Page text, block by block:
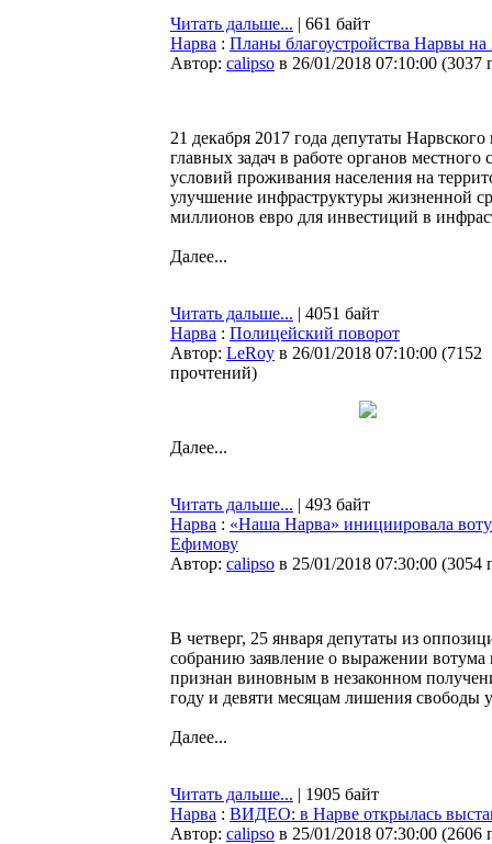
Читать дальше... | 661 байт
Нарва : Планы благоустройства Нарвы на
Автор: calipso в 26/01/2018 07:10:00 (3037
21 декабря 2017 года депутаты
главных задач в работе органов
условий проживания населения на
улучшение инфраструктуры жизненной
миллионов евро для инвестиций в
Далее...
Читать дальше... | 4051 байт
Нарва : Полицейский поворот
Автор: LeRoy в 26/01/2018 07:10:00 (7152
прочтений)
Далее...
Читать дальше... | 493 байт
Нарва : «Наша Нарва» инициировала
Ефимову
Автор: calipso в 25/01/2018 07:30:00 (3054
В четверг, 25 января депутаты из
собранию заявление о выражении
признан виновным в незаконном
году и девяти ме­ся­цам ли­­шения свободы
Далее...
Читать дальше... | 1905 байт
Нарва : ВИДЕО: в Нарве открылась
Автор: calipso в 25/01/2018 07:30:00 (2606